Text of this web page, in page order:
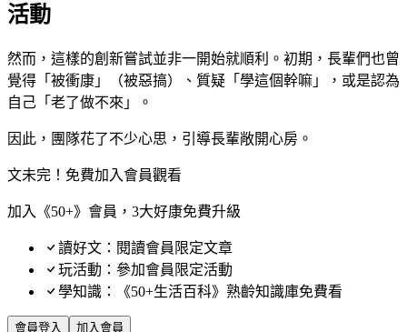
活動
然而，這樣的創新嘗試並非一開始就順利。初期，長輩們也曾
覺得「被衝康」（被惡搞）、質疑「學這個幹嘛」，或是認為
自己「老了做不來」。
因此，團隊花了不少心思，引導長輩敞開心房。
文未完！免費加入會員觀看
加入《50+》會員，3大好康免費升級
讀好文：閱讀會員限定文章
玩活動：參加會員限定活動
學知識：《50+生活百科》熟齡知識庫免費看
會員登入 加入會員